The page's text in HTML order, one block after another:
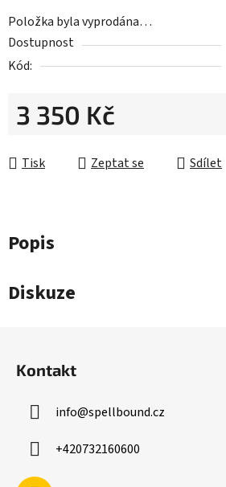
Položka byla vyprodána…
Dostupnost
Kód:
3 350 Kč
Tisk
Zeptat se Sdílet
Popis
Diskuze
Kontakt
info@spellbound.cz
+420732160600